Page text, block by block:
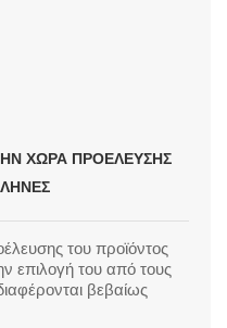
ΧΏΡΑ ΠΡΟΈΛΕΥΣΗΣ
του προϊόντος
επιλογή του από τους
βεβαίως